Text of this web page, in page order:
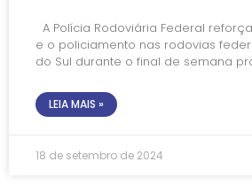
A Polícia Rodoviária Federal
e o policiamento nas rodovias
do Sul durante o final de semana
LEIA MAIS »
18 de setembro de 2024